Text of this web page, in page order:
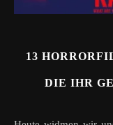
13
DIE IHR